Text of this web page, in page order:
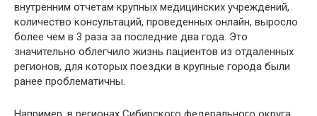
внутренним отчетам крупных медицинских учреждений,
количество консультаций, проведенных онлайн, выросло
более чем в 3 раза за последние два года. Это
значительно облегчило жизнь пациентов из отдаленных
регионов, для которых поездки в крупные города были
ранее проблематичны.